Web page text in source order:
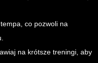
co pozwoli na
na krótsze treningi, aby